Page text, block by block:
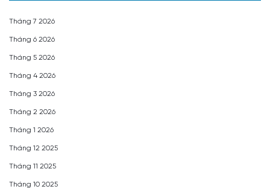
Tháng 7 2026
Tháng 6 2026
Tháng 5 2026
Tháng 4 2026
Tháng 3 2026
Tháng 2 2026
Tháng 1 2026
Tháng 12 2025
Tháng 11 2025
Tháng 10 2025